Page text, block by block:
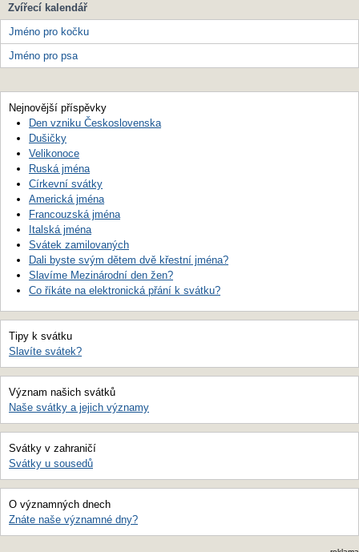
Zvířecí kalendář
Jméno pro kočku
Jméno pro psa
Nejnovější příspěvky
Den vzniku Československa
Dušičky
Velikonoce
Ruská jména
Církevní svátky
Americká jména
Francouzská jména
Italská jména
Svátek zamilovaných
Dali byste svým dětem dvě křestní jména?
Slavíme Mezinárodní den žen?
Co říkáte na elektronická přání k svátku?
Tipy k svátku
Slavíte svátek?
Význam našich svátků
Naše svátky a jejich významy
Svátky v zahraničí
Svátky u sousedů
O významných dnech
Znáte naše významné dny?